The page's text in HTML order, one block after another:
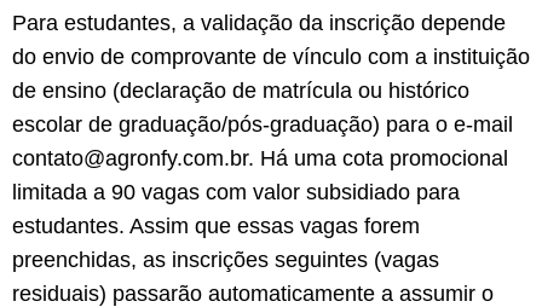
Para estudantes, a validação da inscrição depende
do envio de comprovante de vínculo com a instituição
de ensino (declaração de matrícula ou histórico
escolar de graduação/pós-graduação) para o e-mail
contato@agronfy.com.br. Há uma cota promocional
limitada a 90 vagas com valor subsidiado para
estudantes. Assim que essas vagas forem
preenchidas, as inscrições seguintes (vagas
residuais) passarão automaticamente a assumir o